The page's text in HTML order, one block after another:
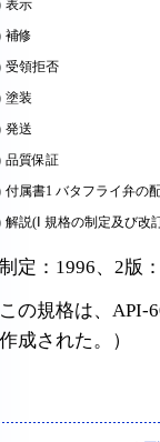
表示
補修
受領拒否
塗装
発送
品質保証
付属書1 バタフライ弁の
解説(Ⅰ 規格の制定及び改
制定：1996、2版
この規格は、API-
成された。）